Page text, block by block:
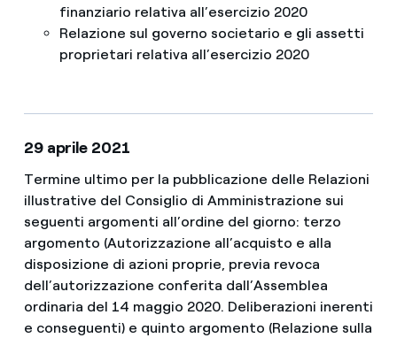
finanziario relativa all’esercizio 2020
Relazione sul governo societario e gli assetti
proprietari relativa all’esercizio 2020
29 aprile 2021
Termine ultimo per la pubblicazione delle Relazioni
illustrative del Consiglio di Amministrazione sui
seguenti argomenti all’ordine del giorno: terzo
argomento (Autorizzazione all’acquisto e alla
disposizione di azioni proprie, previa revoca
dell’autorizzazione conferita dall’Assemblea
ordinaria del 14 maggio 2020. Deliberazioni inerenti
e conseguenti) e quinto argomento (Relazione sulla